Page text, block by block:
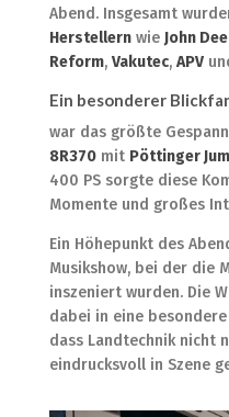
Abend. Insgesamt
Herstellernwie John
Reform, Vakutec, APV
Ein besonderer
war das größte
8R370mit Pöttinger
400 PS sorgte diese
Momente und großes
Ein Höhepunkt des
Musikshow, bei der die
inszeniert wurden. Die
dabei in eine
dass Landtechnik nicht
eindrucksvoll in Szene